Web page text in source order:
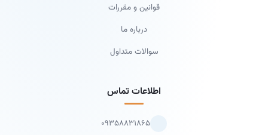
قوانین و مقررات
درباره ما
سوالات متداول
اطلاعات تماس
۰۹۳۵۸۸۳۱۸۶۵